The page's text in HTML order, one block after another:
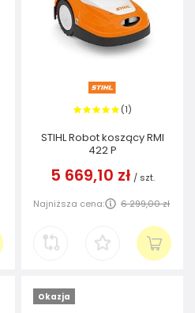
(1)
STIHL Robot koszący RMI
422 P
5 669,10 zł / szt.
Najniższa cena: 6 299,00 zł
Okazja